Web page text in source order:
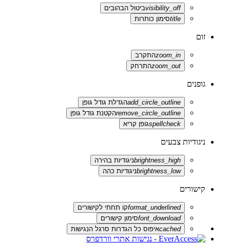
visibility_offביטול הבהובים
titleסימון כותרות
זום
zoom_inהתקרב
zoom_outהתרחק
גופנים
add_circle_outlineהגדלת גודל גופן
remove_circle_outlineהקטנת גודל גופן
spellcheckגופן קריא
ניגודיות צבעים
brightness_highניגודיות בהירה
brightness_lowניגודיות כהה
קישורים
format_underlinedקו תחתי לקישורים
font_downloadסימון קישורים
cachedאיפוס כל הגדרות סרגל הנגישות